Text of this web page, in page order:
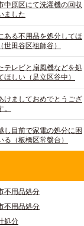
中原区にて洗濯機の回収
ました
ある不用品を処分してほ
世田谷区祖師谷）
テレビと扇風機などを処
ほしい（足立区谷中）
けましておめでとうござ
し目前で家電の処分に困
る（板橋区常盤台）
不用品処分
不用品処分
処分